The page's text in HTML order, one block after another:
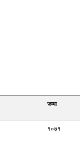
जम्मा
१०७१